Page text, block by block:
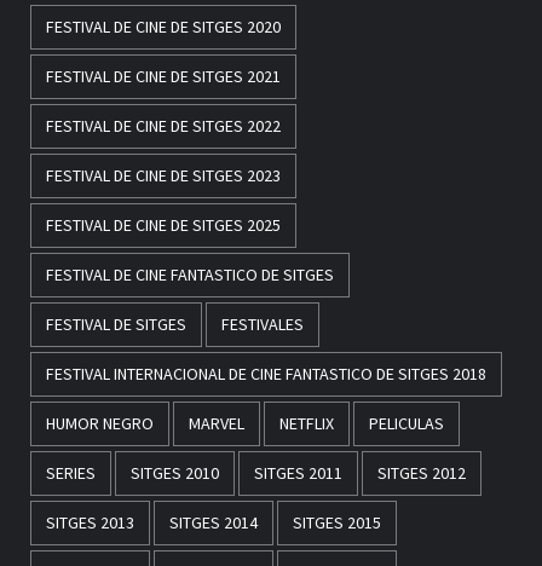
FESTIVAL DE CINE DE SITGES 2020
FESTIVAL DE CINE DE SITGES 2021
FESTIVAL DE CINE DE SITGES 2022
FESTIVAL DE CINE DE SITGES 2023
FESTIVAL DE CINE DE SITGES 2025
FESTIVAL DE CINE FANTASTICO DE SITGES
FESTIVAL DE SITGES FESTIVALES
FESTIVAL INTERNACIONAL DE CINE FANTASTICO DE SITGES 2018
HUMOR NEGRO MARVEL NETFLIX PELICULAS
SERIES SITGES 2010 SITGES 2011 SITGES 2012
SITGES 2013 SITGES 2014 SITGES 2015